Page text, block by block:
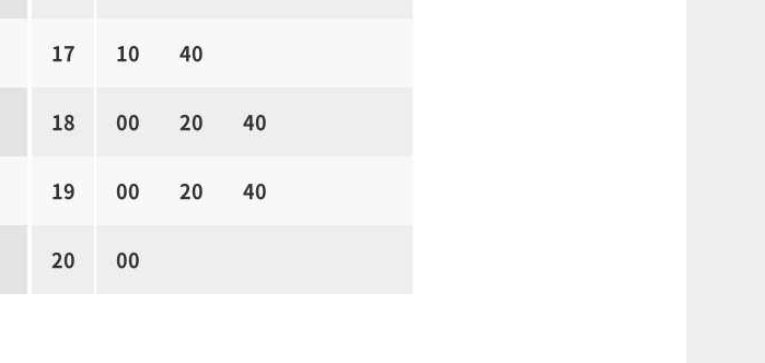
17 10 40
18 00 20 40
19 00 20 40
20 00